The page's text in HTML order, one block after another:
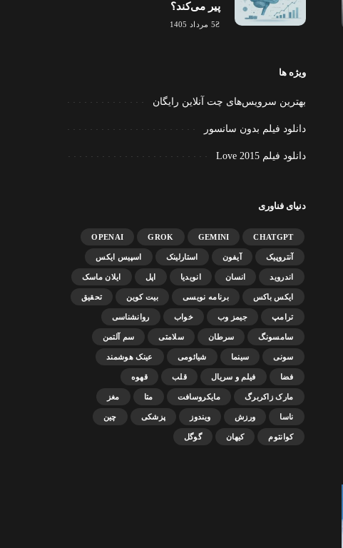
پیر می‌کند؟
5 مرداد 1405
ویژه ها
بهترین سرویس‌های چت آنلاین رایگان
دانلود فیلم بدون سانسور
دانلود فیلم Love 2015
دنیای فناوری
CHATGPT
GEMINI
GROK
OPENAI
آنتروپیک آیفون استارلینک اسپیس ایکس
اندروید انسان انویدیا اپل ایلان ماسک
ایکس باکس برنامه نویسی بیت کوین تحقیق
ترامپ جیمز وب خواب روانشناسی
سامسونگ سرطان سلامتی سم آلتمن
سونی سینما شیائومی عینک هوشمند
فضا فیلم و سریال قلب قهوه
مارک زاکربرگ مایکروسافت متا مغز
ناسا ورزش ویندوز پزشکی چین
کوانتوم کیهان گوگل